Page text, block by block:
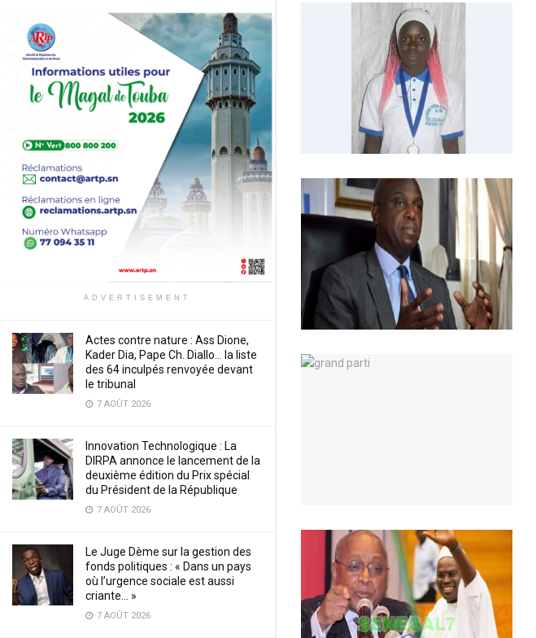
ADVERTISEMENT
Actes contre nature : Ass Dione,
Kader Dia, Pape Ch. Diallo… la liste
des 64 inculpés renvoyée devant
le tribunal
7 AOÛT 2026
Innovation Technologique : La
DIRPA annonce le lancement de la
deuxième édition du Prix spécial
du Président de la République
7 AOÛT 2026
Le Juge Dème sur la gestion des
fonds politiques : « Dans un pays
où l’urgence sociale est aussi
criante… »
7 AOÛT 2026